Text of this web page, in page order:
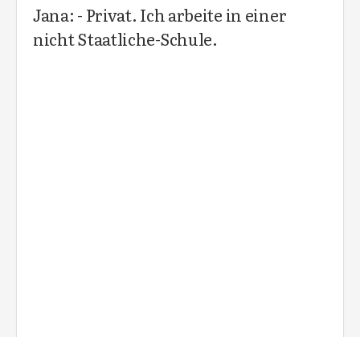
Jana: - Privat. Ich arbeite in einer
nicht Staatliche-Schule.